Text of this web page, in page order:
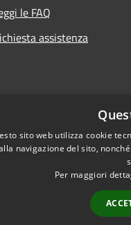
le FAQ
assistenza
sito web utilizza cookie
navigazione del sito,
Per maggiori